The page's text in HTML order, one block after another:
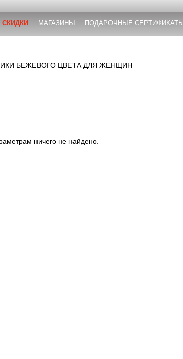
СКИДКИ МАГАЗИНЫ ПОДАРОЧНЫЕ СЕРТИФИКАТЫ
БЕЖЕВОГО ЦВЕТА ДЛЯ ЖЕНЩИН
ничего не найдено.